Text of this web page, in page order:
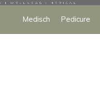
Medisch Pedicure